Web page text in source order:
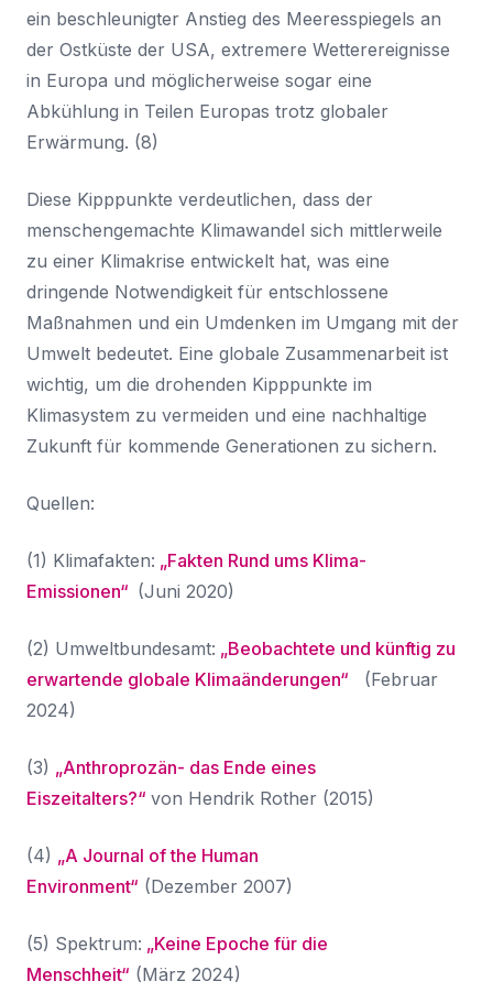
ein beschleunigter Anstieg des Meeresspiegels an
der Ostküste der USA, extremere Wetterereignisse
in Europa und möglicherweise sogar eine
Abkühlung in Teilen Europas trotz globaler
Erwärmung. (8)
Diese Kipppunkte verdeutlichen, dass der
menschengemachte Klimawandel sich mittlerweile
zu einer Klimakrise entwickelt hat, was eine
dringende Notwendigkeit für entschlossene
Maßnahmen und ein Umdenken im Umgang mit der
Umwelt bedeutet. Eine globale Zusammenarbeit ist
wichtig, um die drohenden Kipppunkte im
Klimasystem zu vermeiden und eine nachhaltige
Zukunft für kommende Generationen zu sichern.
Quellen:
(1) Klimafakten: „Fakten Rund ums Klima-
Emissionen“ (Juni 2020)
(2) Umweltbundesamt: „Beobachtete und künftig zu
erwartende globale Klimaänderungen“
(Februar
2024)
(3) „Anthroprozän- das Ende eines
Eiszeitalters?“ von Hendrik Rother (2015)
(4) „A Journal of the Human
Environment“ (Dezember 2007)
(5) Spektrum: „Keine Epoche für die
Menschheit“ (März 2024)